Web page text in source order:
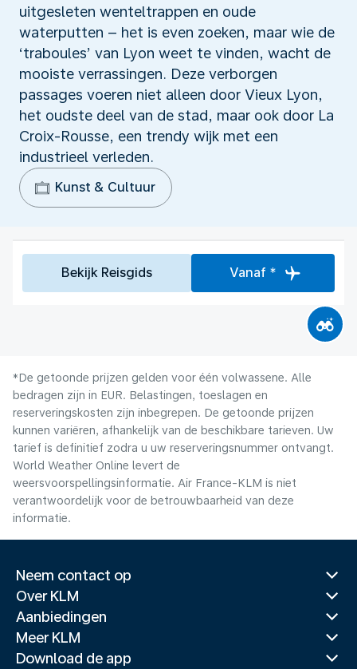
uitgesleten wenteltrappen en oude
waterputten – het is even zoeken, maar wie de
‘traboules’ van Lyon weet te vinden, wacht de
mooiste verrassingen. Deze verborgen
passages voeren niet alleen door Vieux Lyon,
het oudste deel van de stad, maar ook door La
Croix-Rousse, een trendy wijk met een
industrieel verleden.
Kunst & Cultuur
Bekijk Reisgids Vanaf *
*De getoonde prijzen gelden voor één volwassene. Alle
bedragen zijn in EUR. Belastingen, toeslagen en
reserveringskosten zijn inbegrepen. De getoonde prijzen
kunnen variëren, afhankelijk van de beschikbare tarieven. Uw
tarief is definitief zodra u uw reserveringsnummer ontvangt.
World Weather Online levert de
weersvoorspellingsinformatie. Air France-KLM is niet
verantwoordelijk voor de betrouwbaarheid van deze
informatie.
Neem contact op
Over KLM
Aanbiedingen
Meer KLM
Download de app